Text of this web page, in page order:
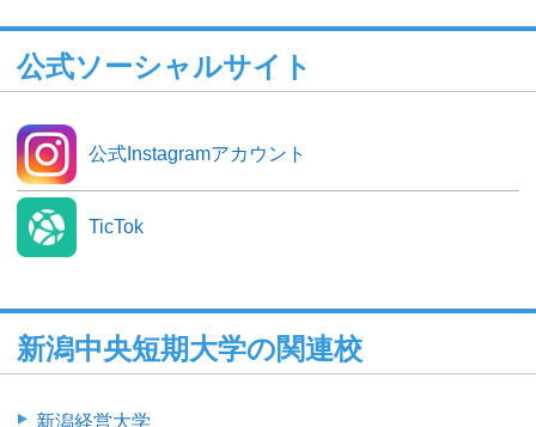
公式ソーシャルサイト
公式Instagramアカウント
TicTok
新潟中央短期大学の関連校
新潟経営大学